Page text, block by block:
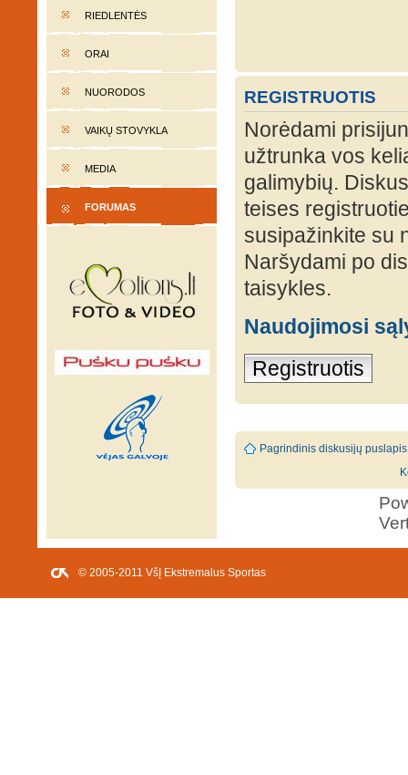
RIEDLENTĖS
ORAI
NUORODOS
VAIKŲ STOVYKLA
MEDIA
FORUMAS
REGISTRUOTIS
Norėdami
užtrunka vos
galimybių.
teises
susipažinkite su
Naršydami po
taisykles.
Naudojimosi
Registruotis
Pagrindinis diskusijų puslapis
© 2005-2011 VšĮ Ekstremalus Sportas